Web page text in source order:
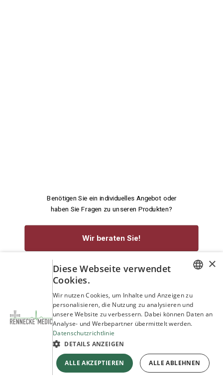
Benötigen Sie ein individuelles Angebot oder
haben Sie Fragen zu unseren Produkten?
Wir beraten Sie!
service@rennecke-medic.com +49 1573 933272
ENGLISH
×
Diese Webseite verwendet
Cookies.
Wir nutzen Cookies, um Inhalte und Anzeigen zu
personalisieren, die Nutzung zu analysieren und
unsere Website zu verbessern. Dabei können Daten an
Analyse- und Werbepartner übermittelt werden.
Datenschutzrichtlinie
DETAILS ANZEIGEN
ALLE AKZEPTIEREN ALLE ABLEHNEN